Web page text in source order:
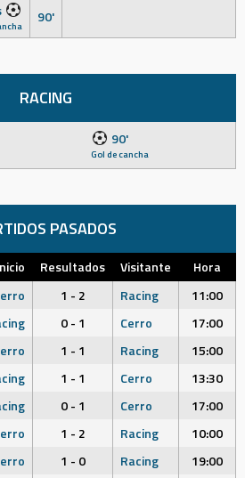
90'
RACING
90'
Gol de cancha
PASADOS
Resultados Visitante
Hora
1 - 2 Racing
11:00
0 - 1 Cerro
17:00
1 - 1 Racing
15:00
1 - 1 Cerro
13:30
0 - 1 Cerro
17:00
1 - 2 Racing
10:00
1 - 0 Racing
19:00